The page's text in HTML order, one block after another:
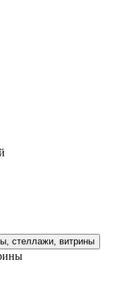
стеллажи, витрины